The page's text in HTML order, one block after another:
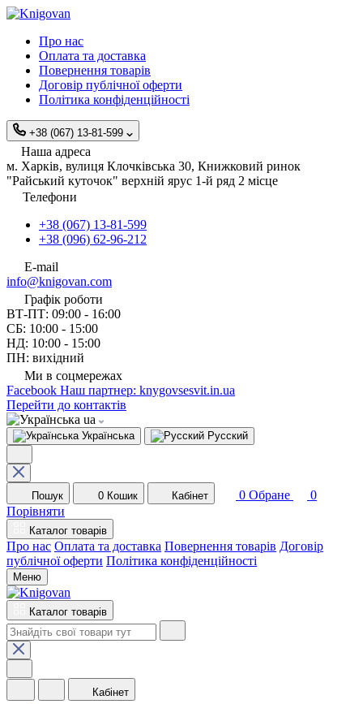
Про нас
Оплата та доставка
Повернення товарів
Договір публічної оферти
Політика конфіденційності
+38 (067) 13-81-599
Наша адреса
м. Харків, вулиця Клочківська 30, Книжковий ринок
"Райський куточок" верхній ярус 1-й ряд 2 місце
Телефони
+38 (067) 13-81-599
+38 (096) 62-96-212
E-mail
info@knigovan.com
Графік роботи
ВТ-ПТ: 09:00 - 16:00
СБ: 10:00 - 15:00
НД: 10:00 - 15:00
ПН: вихідний
Ми в соцмережах
Facebook Наш партнер: knygovsesvit.in.ua
Перейти до контактів
ua
Українська Русский
Пошук 0 Кошик Кабінет 0 Обране
0
Порівняти
Каталог товарів
Про нас Оплата та доставка Повернення товарів Договір
публічної оферти Політика конфіденційності
Меню
Каталог товарів
Кабінет